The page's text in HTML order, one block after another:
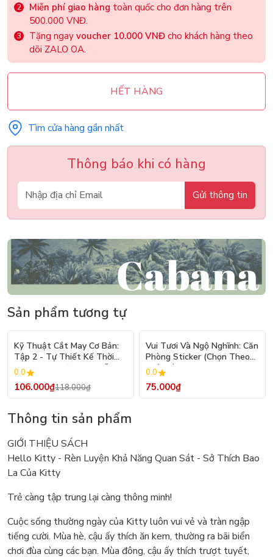
Miễn phí giao hàng toàn quốc cho đơn hàng trên
500.000 VNĐ.
Tặng ngay voucher 10.000 VNĐ cho khách hàng theo
dõi ZALO OA.
HẾT HÀNG
Tìm cửa hàng gần nhất
Thông báo khi có hàng
Gửi thông tin
Sản phẩm tương tự
- 10%
Kỹ Thuật Cắt May Cơ Bản:
Tập 2 - Tự Thiết Kế Thời
Trang Nam Nữ - Tạo Mẫu
Rập - Kỹ Thuật Nhảy Size
0.0
106.000₫118.000₫
Vui Tươi Và Ngộ Nghĩnh: Căn
Phòng Sticker (Chọn Theo
Chủ Đề) - Hơn 250 Sticker
0.0
75.000₫
Thông tin sản phẩm
GIỚI THIỆU SÁCH
Hello Kitty - Rèn Luyện Khả Năng Quan Sát - Sở Thích Bao
La Của Kitty
Trẻ càng tập trung lại càng thông minh!
Cuộc sống thường ngày của Kitty luôn vui vẻ và tràn ngập
tiếng cười. Mùa hè, cậu ấy thích ăn kem, thường ra bãi biển
chơi đùa cùng các bạn. Mùa đông, cậu ấy thích trượt tuyết,